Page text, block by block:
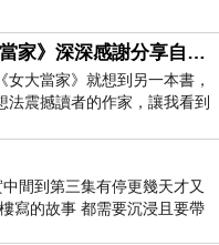
好書推薦《女大當家》深深感謝分享自己想法震撼讀者的作家，讓我看到不同樣貌的家庭！
女大當家》就想到另一本書，
法震撼讀者的作家，讓我看到
女大
間到第三集有停更幾天才又
寫的故事 都需要沉浸且要帶